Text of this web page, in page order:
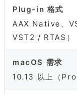
Plug-in 格式
AAX Native、
VST2 / RTAS）
macOS 需求
10.13 以上（